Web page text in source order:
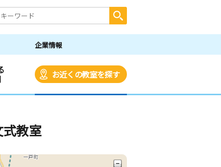
企業情報
お近くの教室を探す
教室